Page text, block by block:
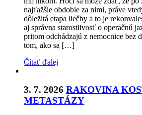
najťažšie obdobie za nimi, práve
dôležitá etapa liečby a to je
aj správna starostlivosť o operačnú
pritom odchádzajú z nemocnice bez
tom, ako sa […]
Čítať ďalej
3. 7. 2026 RAKOVINA
METASTÁZY